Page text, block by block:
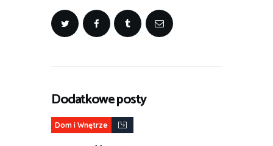
Dodatkowe posty
Dom i Wnętrze